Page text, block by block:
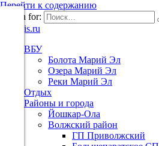
Перейти к содержанию
Search for:
ВБУ
Болота Марий Эл
Озера Марий Эл
Реки Марий Эл
Отдых
Районы и города
Йошкар-Ола
Волжский район
ГП Приволжский